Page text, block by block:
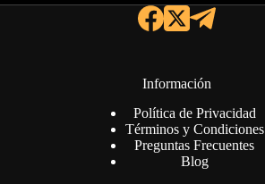
Información
Política de Privacidad
Términos y Condiciones
Preguntas Frecuentes
Blog